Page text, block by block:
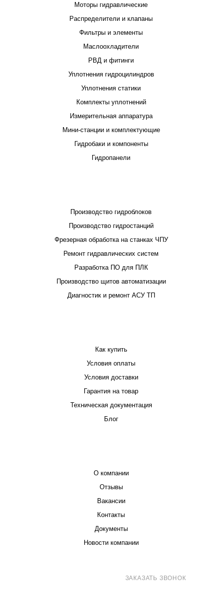
Моторы гидравлические
Распределители и клапаны
Фильтры и элементы
Маслоохладители
РВД и фитинги
Уплотнения гидроцилиндров
Уплотнения статики
Комплекты уплотнений
Измерительная аппаратура
Мини-станции и комплектующие
Гидробаки и компоненты
Гидропанели
Производство гидроблоков
Производство гидростанций
Фрезерная обработка на станках ЧПУ
Ремонт гидравлических систем
Разработка ПО для ПЛК
Производство щитов автоматизации
Диагностик и ремонт АСУ ТП
Как купить
Условия оплаты
Условия доставки
Гарантия на товар
Техническая документация
Блог
О компании
Отзывы
Вакансии
Контакты
Документы
Новости компании
ЗАКАЗАТЬ ЗВОНОК